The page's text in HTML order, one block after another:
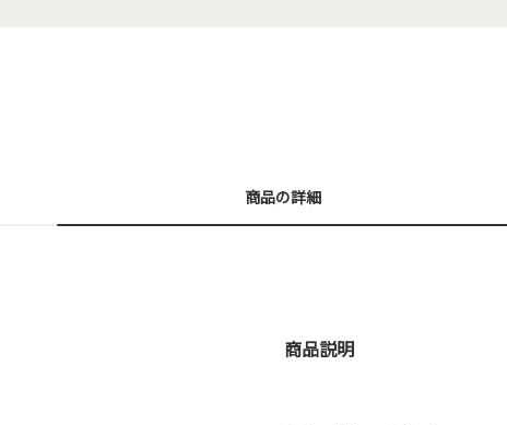
商品の詳細
商品説明